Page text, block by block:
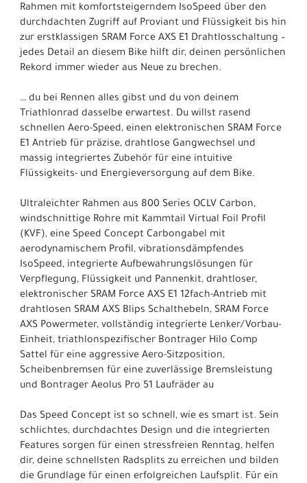
Rahmen mit komfortsteigerndem IsoSpeed über den
durchdachten Zugriff auf Proviant und Flüssigkeit bis hin
zur erstklassigen SRAM Force AXS E1 Drahtlosschaltung –
jedes Detail an diesem Bike hilft dir, deinen persönlichen
Rekord immer wieder aus Neue zu brechen.
… du bei Rennen alles gibst und du von deinem
Triathlonrad dasselbe erwartest. Du willst rasend
schnellen Aero-Speed, einen elektronischen SRAM Force
E1 Antrieb für präzise, drahtlose Gangwechsel und
massig integriertes Zubehör für eine intuitive
Flüssigkeits- und Energieversorgung auf dem Bike.
Ultraleichter Rahmen aus 800 Series OCLV Carbon,
windschnittige Rohre mit Kammtail Virtual Foil Profil
(KVF), eine Speed Concept Carbongabel mit
aerodynamischem Profil, vibrationsdämpfendes
IsoSpeed, integrierte Aufbewahrungslösungen für
Verpflegung, Flüssigkeit und Pannenkit, drahtloser,
elektronischer SRAM Force AXS E1 12fach-Antrieb mit
drahtlosen SRAM AXS Blips Schalthebeln, SRAM Force
AXS Powermeter, vollständig integrierte Lenker/Vorbau-
Einheit, triathlonspezifischer Bontrager Hilo Comp
Sattel für eine aggressive Aero-Sitzposition,
Scheibenbremsen für eine zuverlässige Bremsleistung
und Bontrager Aeolus Pro 51 Laufräder au
Das Speed Concept ist so schnell, wie es smart ist. Sein
schlichtes, durchdachtes Design und die integrierten
Features sorgen für einen stressfreien Renntag, helfen
dir, deine schnellsten Radsplits zu erreichen und bilden
die Grundlage für einen erfolgreichen Laufsplit. Für ein